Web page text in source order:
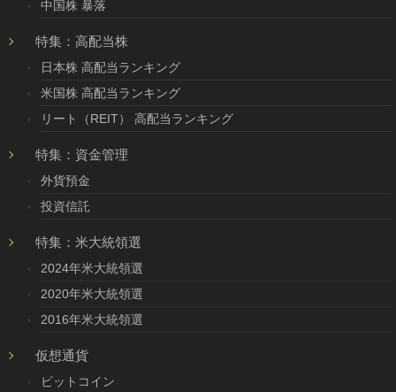
中国株 暴落
特集：高配当株
日本株 高配当ランキング
米国株 高配当ランキング
リート（REIT） 高配当ランキング
特集：資金管理
外貨預金
投資信託
特集：米大統領選
2024年米大統領選
2020年米大統領選
2016年米大統領選
仮想通貨
ビットコイン